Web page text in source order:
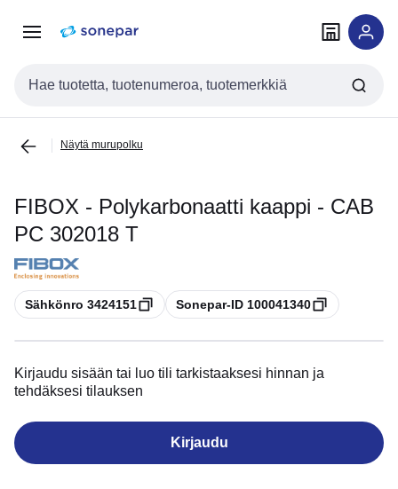
navigointiinsisältöön
Haku
Näytä murupolku
FIBOX - Polykarbonaatti kaappi - CAB
PC 302018 T
Kopioi
Sähkönro 3424151 Kopioi
Sonepar-ID 100041340
Kirjaudu sisään tai luo tili tarkistaaksesi hinnan ja
tehdäksesi tilauksen
Kirjaudu